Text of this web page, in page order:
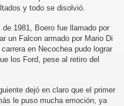
y todo se disolvió.
1981, Boero fue llamado por
un Falcon armado por Mario Di
en Necochea pudo lograr
los Ford, pese al retiro del
dejó en claro que el primer
le puso mucha emoción, ya